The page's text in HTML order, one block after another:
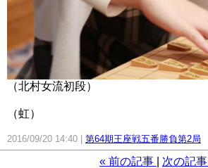
（北村女流初段）
（虹）
2016/09/20 14:40 第64期王座戦五番勝負第2局
« 前の記事 次の記事